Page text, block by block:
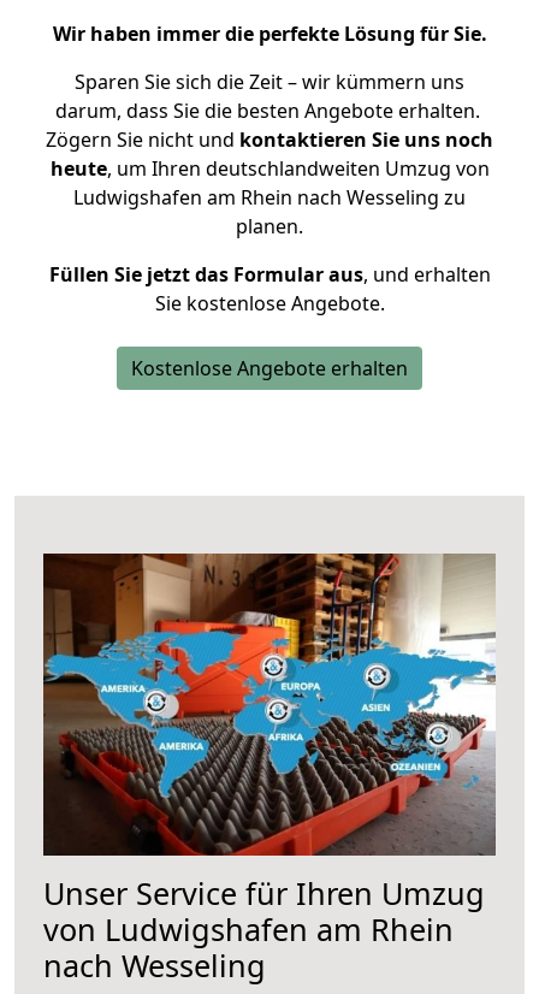
Wir haben immer die perfekte Lösung für Sie.
Sparen Sie sich die Zeit – wir kümmern uns
darum, dass Sie die besten Angebote erhalten.
Zögern Sie nicht und kontaktieren Sie uns noch
heute, um Ihren deutschlandweiten Umzug von
Ludwigshafen am Rhein nach Wesseling zu
planen.
Füllen Sie jetzt das Formular aus, und erhalten
Sie kostenlose Angebote.
Kostenlose Angebote erhalten
Unser Service für Ihren Umzug
von Ludwigshafen am Rhein
nach Wesseling